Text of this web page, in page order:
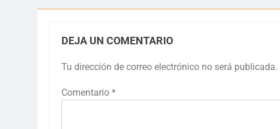
DEJA UN COMENTARIO
Tu dirección de correo electrónico no será publicada.
Comentario *